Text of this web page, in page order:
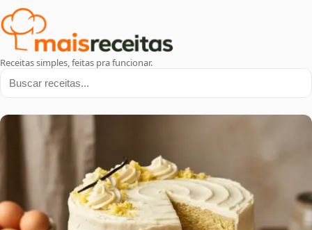
Receitas simples, feitas pra funcionar.
Buscar receitas